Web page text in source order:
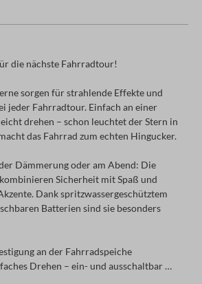
die nächste Fahrradtour!
sorgen für strahlende Effekte und
jeder Fahrradtour. Einfach an einer
drehen – schon leuchtet der Stern in
das Fahrrad zum echten Hingucker.
Dämmerung oder am Abend: Die
Sicherheit mit Spaß und
Dank spritzwassergeschütztem
Batterien sind sie besonders
an der Fahrradspeiche
Drehen – ein- und ausschaltbar
im Dunkeln